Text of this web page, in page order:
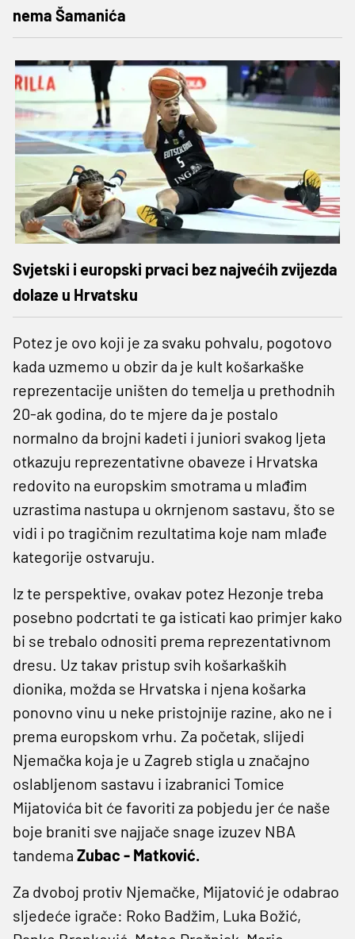
nema Šamanića
Svjetski i europski prvaci bez najvećih zvijezda
dolaze u Hrvatsku
Potez je ovo koji je za svaku pohvalu, pogotovo
kada uzmemo u obzir da je kult košarkaške
reprezentacije uništen do temelja u prethodnih
20-ak godina, do te mjere da je postalo
normalno da brojni kadeti i juniori svakog ljeta
otkazuju reprezentativne obaveze i Hrvatska
redovito na europskim smotrama u mlađim
uzrastima nastupa u okrnjenom sastavu, što se
vidi i po tragičnim rezultatima koje nam mlađe
kategorije ostvaruju.
Iz te perspektive, ovakav potez Hezonje treba
posebno podcrtati te ga isticati kao primjer kako
bi se trebalo odnositi prema reprezentativnom
dresu. Uz takav pristup svih košarkaških
dionika, možda se Hrvatska i njena košarka
ponovno vinu u neke pristojnije razine, ako ne i
prema europskom vrhu. Za početak, slijedi
Njemačka koja je u Zagreb stigla u značajno
oslabljenom sastavu i izabranici Tomice
Mijatovića bit će favoriti za pobjedu jer će naše
boje braniti sve najjače snage izuzev NBA
tandema Zubac - Matković.
Za dvoboj protiv Njemačke, Mijatović je odabrao
sljedeće igrače: Roko Badžim, Luka Božić,